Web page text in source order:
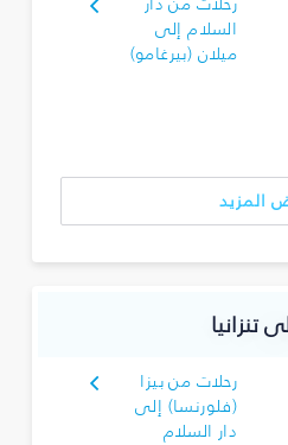
السلام إلى
ميلان (بيرغامو)
المزيد
تنزانيا
رحلات من بيزا
(فلورنسا) إلى
دار السلام